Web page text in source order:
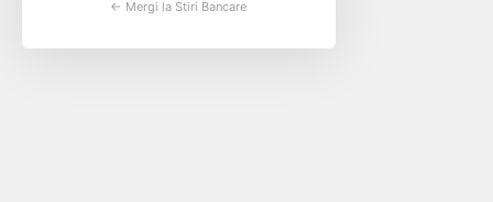
← Mergi la Stiri Bancare